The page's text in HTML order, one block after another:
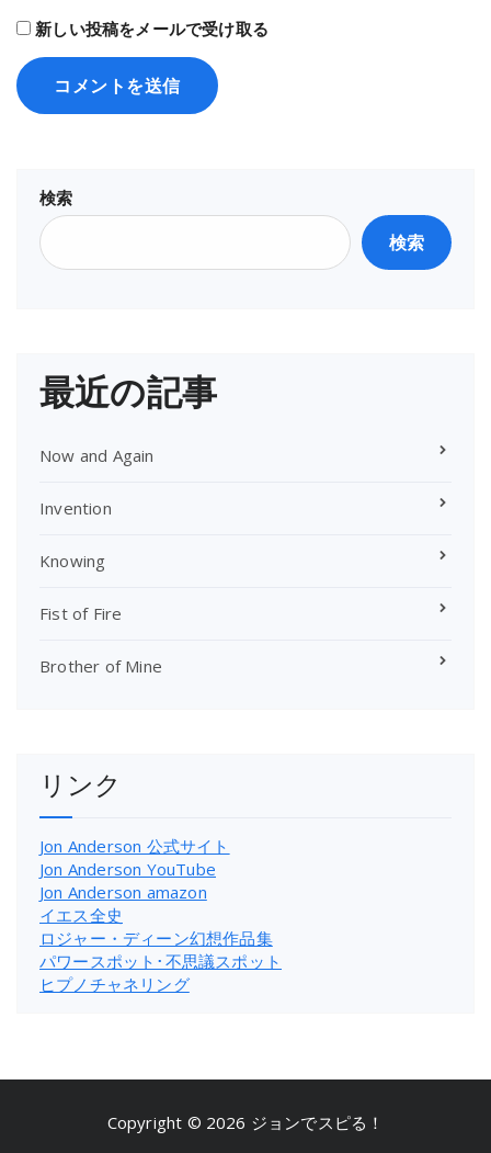
新しい投稿をメールで受け取る
検索
検索
最近の記事
Now and Again
Invention
Knowing
Fist of Fire
Brother of Mine
リンク
Jon Anderson 公式サイト
Jon Anderson YouTube
Jon Anderson amazon
イエス全史
ロジャー・ディーン幻想作品集
パワースポット･不思議スポット
ヒプノチャネリング
Copyright © 2026 ジョンでスピる！